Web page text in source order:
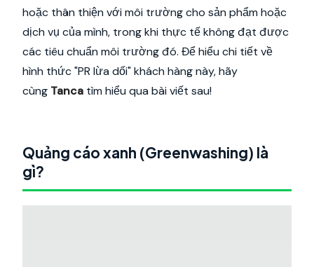
hoặc thân thiện với môi trường cho sản phẩm hoặc
dịch vụ của mình, trong khi thực tế không đạt được
các tiêu chuẩn môi trường đó. Để hiểu chi tiết về
hình thức "PR lừa dối" khách hàng này, hãy
cùng Tanca tìm hiểu qua bài viết sau!
Quảng cáo xanh (Greenwashing) là
gì?